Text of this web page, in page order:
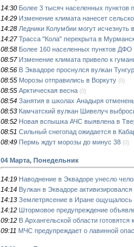
14:30 Более 3 тысяч населенных пунктов
14:29 Изменение климата нанесет
14:28 Ледники Колумбии могут исчезнуть
14:27 Трасса "Кола" перекрыта в
08:58 Более 160 населенных пунктов ДФО
08:57 Изменение климата привело к
08:56 В Эквадоре проснулся вулкан
08:55 Морозы отправились в Воркуту (0)
08:55 Арктическая весна (0)
08:54 Занятия в школах Анадыря
08:53 Камчатский вулкан Шивелуч
08:52 Новая вспышка АЧС выявлена в
08:51 Сильный снегопад ожидается в
08:49 Пермь ждут морозы до минус 38 (0)
04 Марта, Понедельник
14:19 Наводнение в Эквадоре унесло
14:14 Вулкан в Эквадоре
14:13 Землетрясение в Иране ощущалось
14:12 Штормовое предупреждение
09:12 В Архангельской области готовятся
09:11 МЧС предупреждает о лавинной